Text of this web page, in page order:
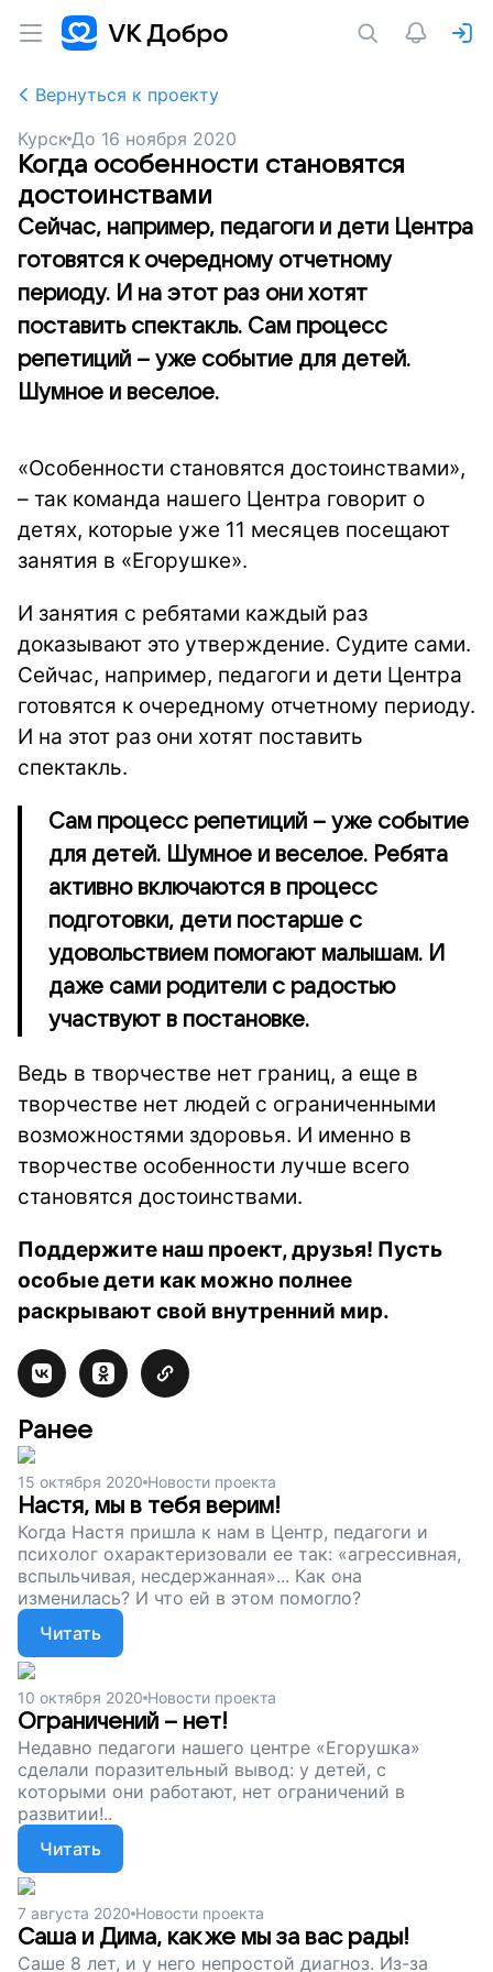
Вернуться к проекту
Курск До 16 ноября 2020
Когда особенности становятся
достоинствами
Сейчас, например, педагоги и дети Центра
готовятся к очередному отчетному
периоду. И на этот раз они хотят
поставить спектакль. Сам процесс
репетиций – уже событие для детей.
Шумное и веселое.
«Особенности становятся достоинствами»,
– так команда нашего Центра говорит о
детях, которые уже 11 месяцев посещают
занятия в «Егорушке».
И занятия с ребятами каждый раз
доказывают это утверждение. Судите сами.
Сейчас, например, педагоги и дети Центра
готовятся к очередному отчетному периоду.
И на этот раз они хотят поставить
спектакль.
Сам процесс репетиций – уже событие
для детей. Шумное и веселое. Ребята
активно включаются в процесс
подготовки, дети постарше с
удовольствием помогают малышам. И
даже сами родители с радостью
участвуют в постановке.
Ведь в творчестве нет границ, а еще в
творчестве нет людей с ограниченными
возможностями здоровья. И именно в
творчестве особенности лучше всего
становятся достоинствами.
Поддержите наш проект, друзья! Пусть
особые дети как можно полнее
раскрывают свой внутренний мир.
Ранее
15 октября 2020 Новости проекта
Настя, мы в тебя верим!
Когда Настя пришла к нам в Центр, педагоги и
психолог охарактеризовали ее так: «агрессивная,
вспыльчивая, несдержанная»... Как она
изменилась? И что ей в этом помогло?
Читать
10 октября 2020 Новости проекта
Ограничений – нет!
Недавно педагоги нашего центре «Егорушка»
сделали поразительный вывод: у детей, с
которыми они работают, нет ограничений в
развитии!..
Читать
7 августа 2020 Новости проекта
Саша и Дима, как же мы за вас рады!
Саше 8 лет, и у него непростой диагноз. Из-за